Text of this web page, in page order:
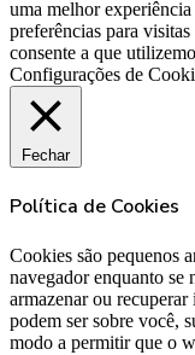
uma melhor experiência
preferências para
consente a que
Configurações de
Fechar
Política de Cookies
Cookies são pequenos
navegador enquanto se
armazenar ou
podem ser sobre você,
modo a permitir que o